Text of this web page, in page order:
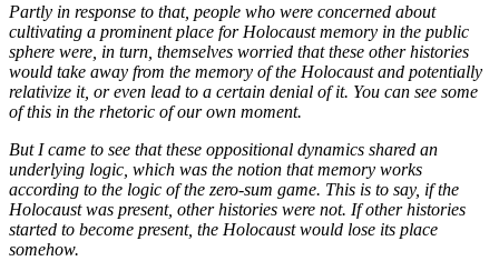
Partly in response to that, people who were concerned about
cultivating a prominent place for Holocaust memory in the public
sphere were, in turn, themselves worried that these other histories
would take away from the memory of the Holocaust and potentially
relativize it, or even lead to a certain denial of it. You can see some
of this in the rhetoric of our own moment.
But I came to see that these oppositional dynamics shared an
underlying logic, which was the notion that memory works
according to the logic of the zero-sum game. This is to say, if the
Holocaust was present, other histories were not. If other histories
started to become present, the Holocaust would lose its place
somehow.